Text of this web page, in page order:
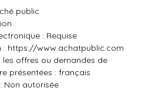
public
:
: Requise
: https://www.achatpublic.com
les offres ou demandes de
présentées : français
Non autorisée